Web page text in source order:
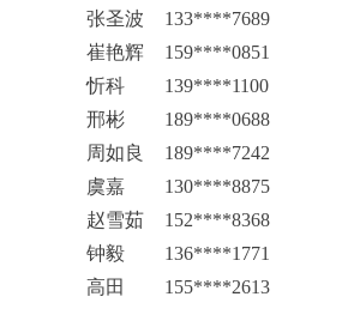
张圣波
133****7689
崔艳辉
159****0851
忻科
139****1100
邢彬
189****0688
周如良
189****7242
虞嘉
130****8875
赵雪茹
152****8368
钟毅
136****1771
高田
155****2613